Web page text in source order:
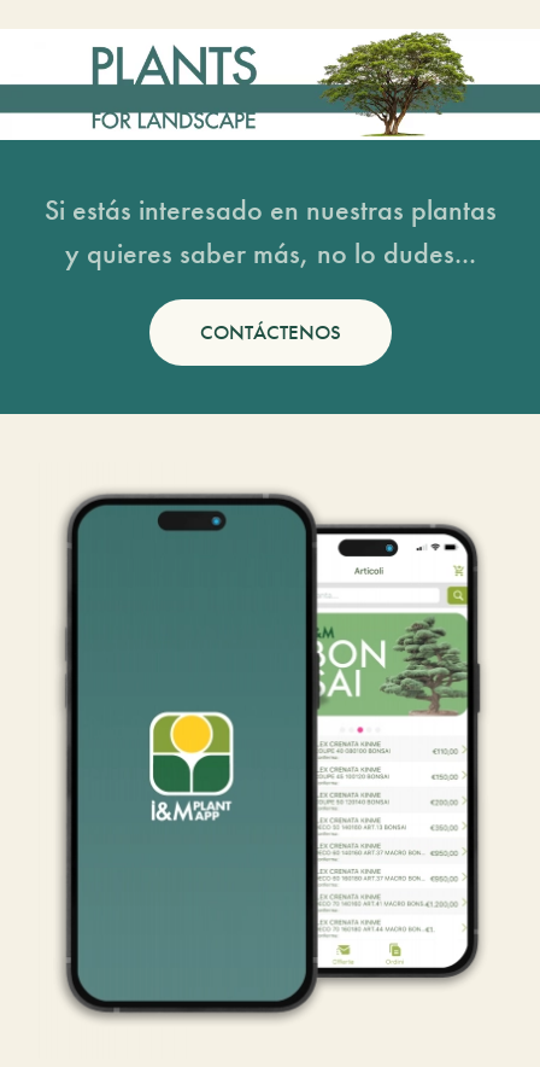
Si estás interesado en nuestras plantas
y quieres saber más, no lo dudes...
CONTÁCTENOS